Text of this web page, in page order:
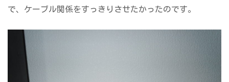
で、ケーブル関係をすっきりさせたかったのです。